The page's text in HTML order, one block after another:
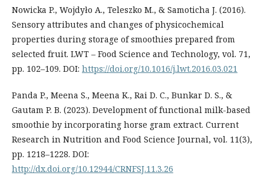
Nowicka P., Wojdyło A., Teleszko M., & Samoticha J. (2016).
Sensory attributes and changes of physicochemical
properties during storage of smoothies prepared from
selected fruit. LWT – Food Science and Technology, vol. 71,
pp. 102–109. DOI: https://doi.org/10.1016/j.lwt.2016.03.021
Panda P., Meena S., Meena K., Rai D. C., Bunkar D. S., &
Gautam P. B. (2023). Development of functional milk-based
smoothie by incorporating horse gram extract. Current
Research in Nutrition and Food Science Journal, vol. 11(3),
pp. 1218–1228. DOI:
http://dx.doi.org/10.12944/CRNFSJ.11.3.26